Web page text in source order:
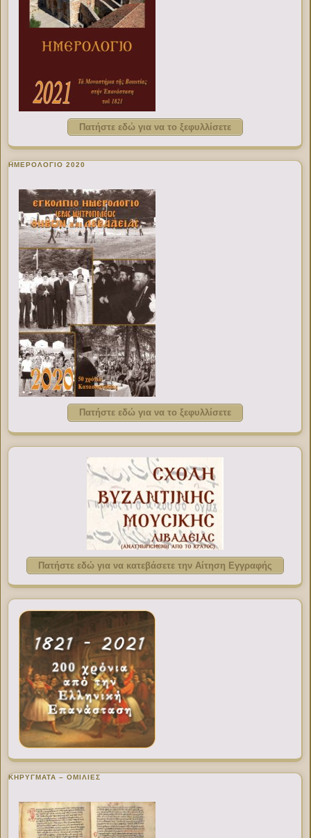
Πατήστε εδώ για να το ξεφυλλίσετε
ΗΜΕΡΟΛΟΓΙΟ 2020
Πατήστε εδώ για να το ξεφυλλίσετε
Πατήστε εδώ για να κατεβάσετε την Αίτηση Εγγραφής
ΚΗΡΥΓΜΑΤΑ – ΟΜΙΛΙΕΣ